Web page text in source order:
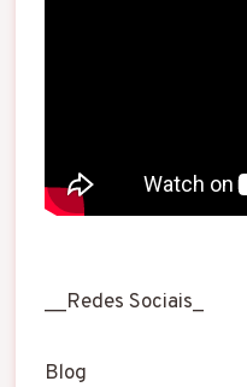
__Redes Sociais_
Blog